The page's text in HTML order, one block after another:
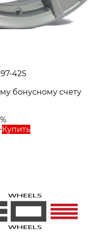
42S
бонусному счету
Купить